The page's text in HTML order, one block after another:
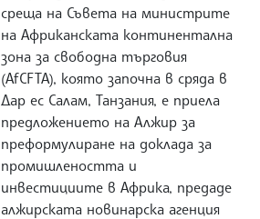
среща на Съвета на министрите
на Африканската континентална
зона за свободна търговия
(AfCFTA), която започна в сряда в
Дар ес Салам, Танзания, е приела
предложението на Алжир за
преформулиране на доклада за
промишлеността и
инвестициите в Африка, предаде
алжирската новинарска агенция